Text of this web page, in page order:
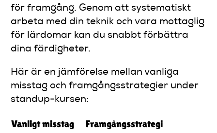
för framgång. Genom att systematiskt
arbeta med din teknik och vara mottaglig
för lärdomar kan du snabbt förbättra
dina färdigheter.
Här är en jämförelse mellan vanliga
misstag och framgångsstrategier under
standup-kursen:
Vanligt misstag Framgångsstrategi